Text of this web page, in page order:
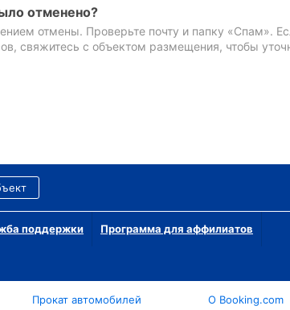
отменено?
отмены. Проверьте почту и папку «Спам».
свяжитесь с объектом размещения, чтобы
поддержки Программа для аффилиатов
Прокат автомобилей
О Booking.com